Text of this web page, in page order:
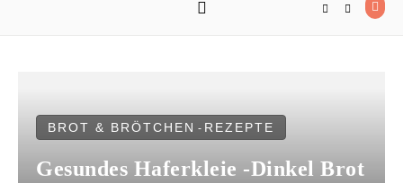
BROT & BRÖTCHEN - REZEPTE
Gesundes Haferkleie -Dinkel Brot